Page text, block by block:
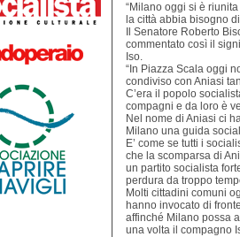
“Milano oggi si è
la città abbia bisogno
Il Senatore Roberto
commentato così il
Iso.
“In Piazza Scala oggi
condiviso con Aniasi
C’era il popolo
compagni e da loro è
Nel nome di Aniasi ci
Milano una guida
E’ come se tutti i
che la scomparsa di
un partito socialista
perdura da troppo
Molti cittadini comuni
hanno invocato di
affinché Milano possa
una volta il compagno